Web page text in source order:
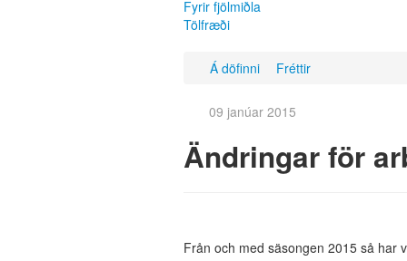
Fyrir fjölmiðla
Tölfræði
Á döfinni Fréttir
09 janúar 2015
Ändringar för
Från och med säsongen 2015 så har